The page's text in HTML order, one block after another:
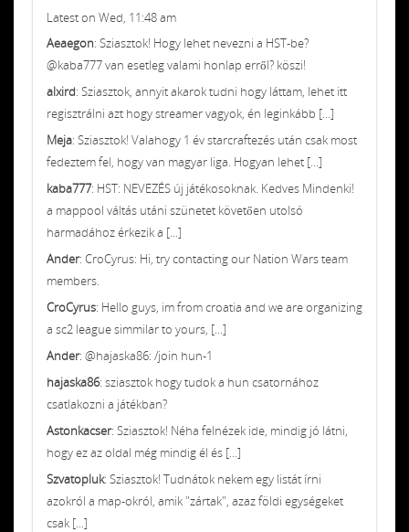
Latest on Wed, 11:48 am
Aeaegon: Sziasztok! Hogy lehet nevezni a HST-be?
@kaba777 van esetleg valami honlap erről? köszi!
alxird: Sziasztok, annyit akarok tudni hogy láttam, lehet itt
regisztrálni azt hogy streamer vagyok, én leginkább [...]
Meja: Sziasztok! Valahogy 1 év starcraftezés után csak most
fedeztem fel, hogy van magyar liga. Hogyan lehet [...]
kaba777: HST: NEVEZÉS új játékosoknak. Kedves Mindenki!
a mappool váltás utáni szünetet követően utolsó
harmadához érkezik a [...]
Ander: CroCyrus: Hi, try contacting our Nation Wars team
members.
CroCyrus: Hello guys, im from croatia and we are organizing
a sc2 league simmilar to yours, [...]
Ander: @hajaska86: /join hun-1
hajaska86: sziasztok hogy tudok a hun csatornához
csatlakozni a játékban?
Astonkacser: Sziasztok! Néha felnézek ide, mindig jó látni,
hogy ez az oldal még mindig él és [...]
Szvatopluk: Sziasztok! Tudnátok nekem egy listát írni
azokról a map-okról, amik "zártak", azaz földi egységeket
csak [...]